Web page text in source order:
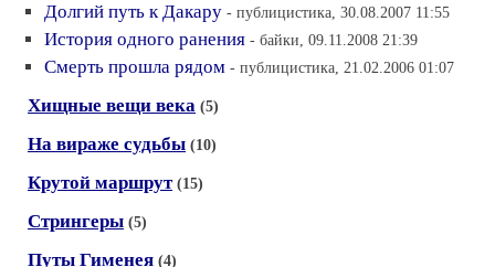
Долгий путь к Дакару - публицистика, 30.08.2007 11:55
История одного ранения - байки, 09.11.2008 21:39
Смерть прошла рядом - публицистика, 21.02.2006 01:07
Хищные вещи века (5)
На вираже судьбы (10)
Крутой маршрут (15)
Стрингеры (5)
Путы Гименея (4)